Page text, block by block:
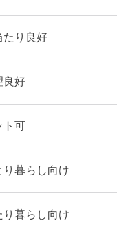
たり良好
良好
ト可
り暮らし向け
り暮らし向け